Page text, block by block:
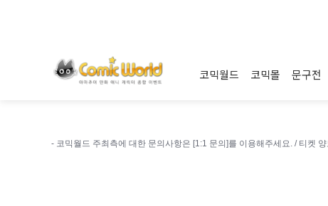
코믹월드 코믹몰 문구전
- 코믹월드 주최측에 대한 문의사항은 [1:1 문의]를 이용해주세요. / 티켓